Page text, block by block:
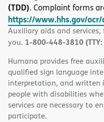
(TDD). Complaint forms
https://www.hhs.gov/
Auxiliary aids and
you. 1-800-448-3810
Humana provides free
qualified sign language
interpretation, and
people with disabilities
services are necessary to
participate.